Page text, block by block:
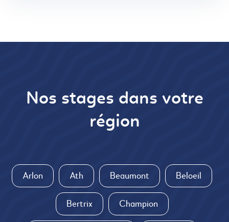
Nos stages dans votre
région
Arlon Ath Beaumont Beloeil
Bertrix Champion